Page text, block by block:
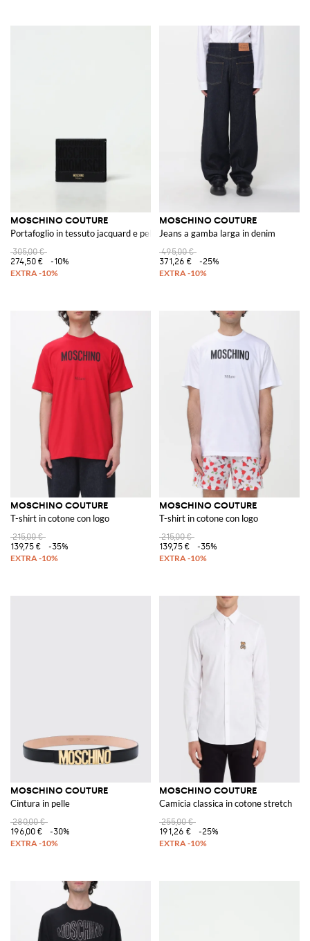
MOSCHINO COUTURE
Portafoglio in tessuto jacquard e pelle
305,00 €
274,50 €
-10%
MOSCHINO COUTURE
Jeans a gamba larga in denim
495,00 €
371,26 €
-25%
MOSCHINO COUTURE
T-shirt in cotone con logo
215,00 €
139,75 €
-35%
MOSCHINO COUTURE
T-shirt in cotone con logo
215,00 €
139,75 €
-35%
MOSCHINO COUTURE
Cintura in pelle
280,00 €
196,00 €
-30%
MOSCHINO COUTURE
Camicia classica in cotone stretch
255,00 €
191,26 €
-25%